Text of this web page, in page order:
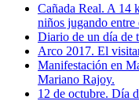
Cañada Real. A 14
niños jugando
Diario de un día de
Arco 2017. El
Manifestación en
Mariano Rajoy.
12 de octubre. Día